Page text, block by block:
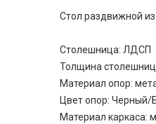
Стол раздвижной
Столешница: ЛДСП
Толщина
Материал опор:
Цвет опор:
Материал каркаса: